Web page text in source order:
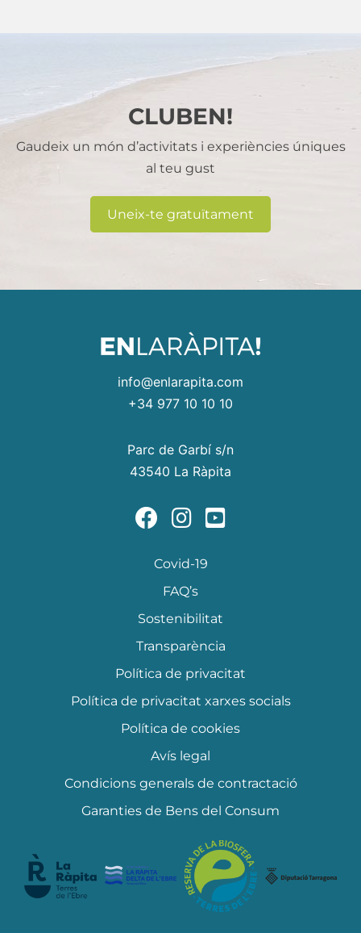
CLUBEN!
Gaudeix un món d’activitats i experiències úniques
al teu gust
Uneix-te gratuïtament
info@enlarapita.com
+34 977 10 10 10
Parc de Garbí s/n
43540 La Ràpita
Covid-19
FAQ’s
Sostenibilitat
Transparència
Política de privacitat
Política de privacitat xarxes socials
Política de cookies
Avís legal
Condicions generals de contractació
Garanties de Bens del Consum